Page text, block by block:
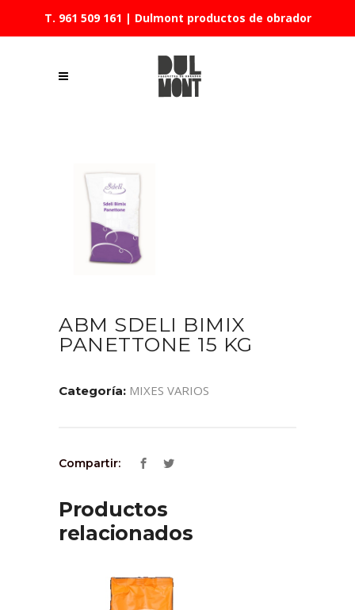
T. 961 509 161 | Dulmont productos de obrador
ABM SDELI BIMIX
PANETTONE 15 KG
Categoría: MIXES VARIOS
Compartir:
Productos
relacionados